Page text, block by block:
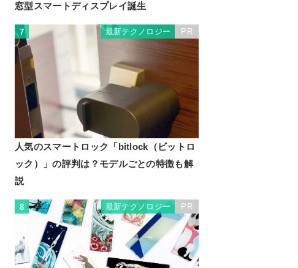
窓型スマートディスプレイ誕生
7 最新テクノロジー PR
人気のスマートロック「bitlock（ビットロ
ック）」の評判は？モデルごとの特徴も解
説
8 最新テクノロジー PR